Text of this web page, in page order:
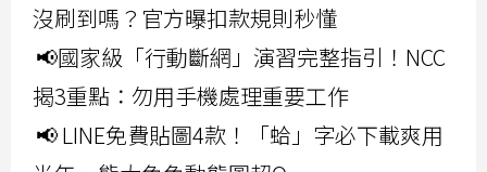
沒刷到嗎？官方曝扣款規則秒懂
📢國家級「行動斷網」演習完整指引！NCC
揭3重點：勿用手機處理重要工作
📢 LINE免費貼圖4款！「蛤」字必下載爽用